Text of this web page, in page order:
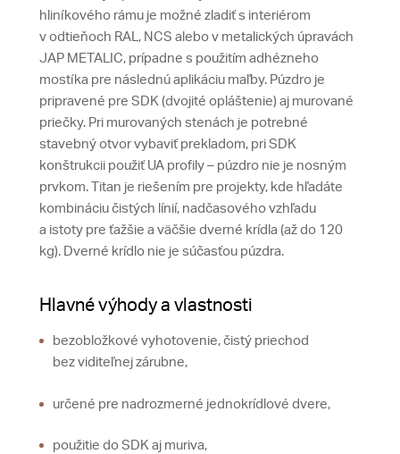
hliníkového rámu je možné zladiť s interiérom
v odtieňoch RAL, NCS alebo v metalických úpravách
JAP METALIC, prípadne s použitím adhézneho
mostíka pre následnú aplikáciu maľby. Púzdro je
pripravené pre SDK (dvojité opláštenie) aj murované
priečky. Pri murovaných stenách je potrebné
stavebný otvor vybaviť prekladom, pri SDK
konštrukcii použiť UA profily – púzdro nie je nosným
prvkom. Titan je riešením pre projekty, kde hľadáte
kombináciu čistých línií, nadčasového vzhľadu
a istoty pre ťažšie a väčšie dverné krídla (až do 120
kg). Dverné krídlo nie je súčasťou púzdra.
Hlavné výhody a vlastnosti
bezobložkové vyhotovenie, čistý priechod
bez viditeľnej zárubne,
určené pre nadrozmerné jednokrídlové dvere,
použitie do SDK aj muriva,